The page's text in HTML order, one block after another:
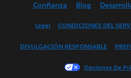
English
Français
Confianza Blog
Legal CONDICIONES DEL
DIVULGACIÓN RESPONSABLE
Opciones De